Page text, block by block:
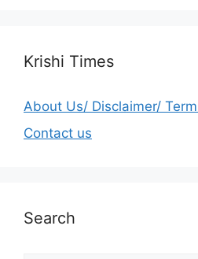
Krishi Times
About Us/ Disclaimer/
Contact us
Search